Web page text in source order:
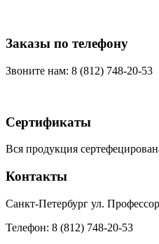
Заказы по телефону
Звоните нам: 8 (812) 748-20-53
Сертификаты
Вся продукция
Контакты
Санкт-Петербург ул.
Телефон: 8 (812) 748-20-53